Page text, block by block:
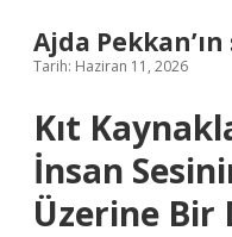
Ajda
Tarih: Haziran 11, 2026
Kıt
İnsan
Üzerine Bir